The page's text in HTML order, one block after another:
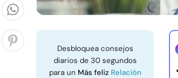
Desbloquea consejos
diarios de 30 segundos
para un Más feliz Relación